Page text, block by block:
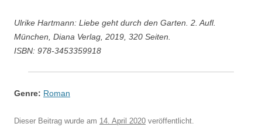
Ulrike Hartmann: Liebe geht durch den Garten. 2. Aufl.
München, Diana Verlag, 2019, 320 Seiten.
ISBN: 978-3453359918
Genre: Roman
Dieser Beitrag wurde am 14. April 2020 veröffentlicht.